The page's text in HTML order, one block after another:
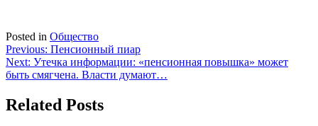
Posted in Общество
Навигация
по
Previous: Пенсионный пиар
Next: Утечка информации: «пенсионная повышка» может
быть смягчена. Власти думают…
Related Posts